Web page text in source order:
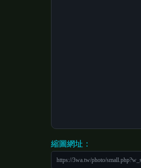
縮圖網址：
https://3wa.tw/photo/